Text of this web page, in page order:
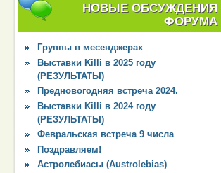
НОВЫЕ ОБСУЖДЕНИЯ
ФОРУМА
Группы в месенджерах
Выставки Killi в 2025 году
(РЕЗУЛЬТАТЫ)
Предновогодняя встреча 2024.
Выставки Killi в 2024 году
(РЕЗУЛЬТАТЫ)
Февральская встреча 9 числа
Поздравляем!
Астролебиасы (Austrolebias)